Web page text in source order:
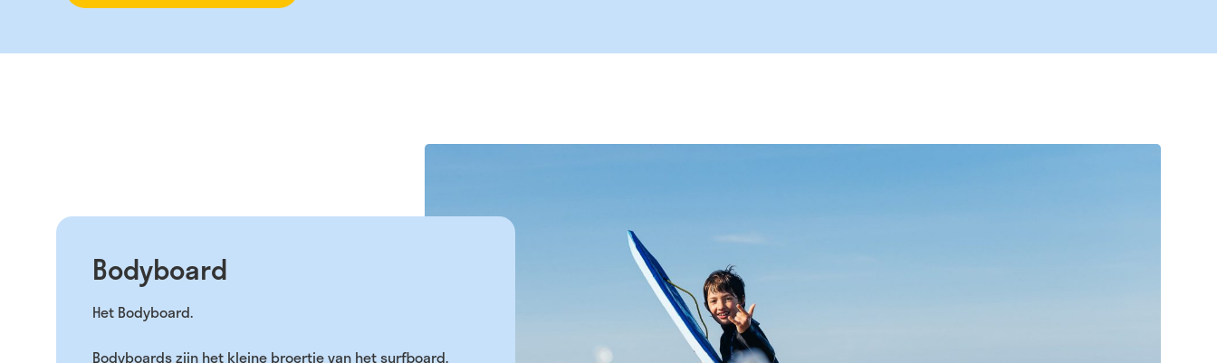
Bodyboard
Het Bodyboard.
Bodyboards zijn het kleine broertje van het surfboard.